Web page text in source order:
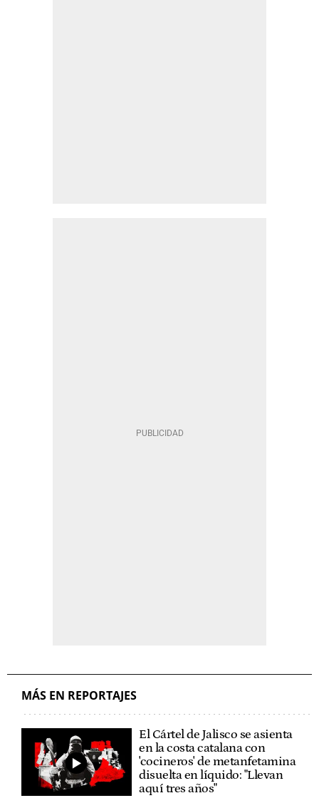
MÁS EN REPORTAJES
El Cártel de Jalisco se asienta
en la costa catalana con
'cocineros' de metanfetamina
disuelta en líquido: "Llevan
aquí tres años"